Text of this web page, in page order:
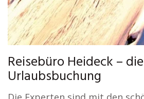
Reisebüro Heideck –
Urlaubsbuchung